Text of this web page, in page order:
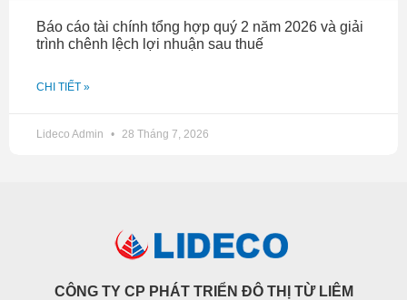
Báo cáo tài chính tổng hợp quý 2 năm 2026 và giải
trình chênh lệch lợi nhuận sau thuế
CHI TIẾT »
Lideco Admin 28 Tháng 7, 2026
CÔNG TY CP PHÁT TRIỂN ĐÔ THỊ TỪ LIÊM